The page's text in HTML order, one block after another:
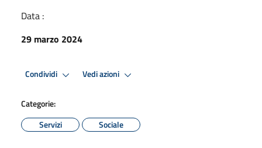
Data :
29 marzo 2024
Condividi Vedi azioni
Categorie:
Servizi
Sociale